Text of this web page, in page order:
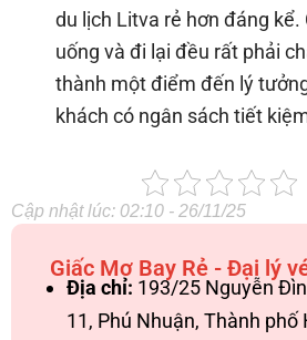
du lịch Litva rẻ hơn đáng kể.
uống và đi lại đều rất phải
thành một điểm đến lý
khách có ngân sách tiết
Cập nhật lúc: 02:10 - 26/11/25
Giấc Mơ Bay Rẻ - Đại lý
Địa chỉ: 193/25 Nguyễn
11, Phú Nhuận, Thành phố